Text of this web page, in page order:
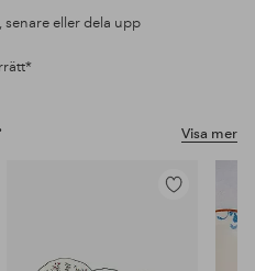
senare eller dela upp
Visa mer
Lägg